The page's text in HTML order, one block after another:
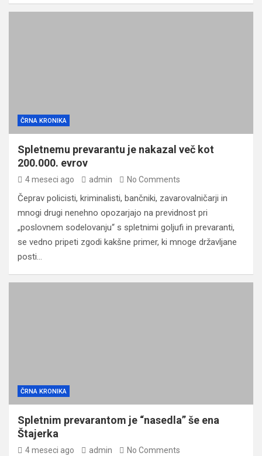
ČRNA KRONIKA
Spletnemu prevarantu je nakazal več kot
200.000. evrov
4 meseci ago admin No Comments
Čeprav policisti, kriminalisti, bančniki, zavarovalničarji in
mnogi drugi nenehno opozarjajo na previdnost pri
„poslovnem sodelovanju“ s spletnimi goljufi in prevaranti,
se vedno pripeti zgodi kakšne primer, ki mnoge državljane
posti…
ČRNA KRONIKA
Spletnim prevarantom je “nasedla” še ena
Štajerka
4 meseci ago admin No Comments